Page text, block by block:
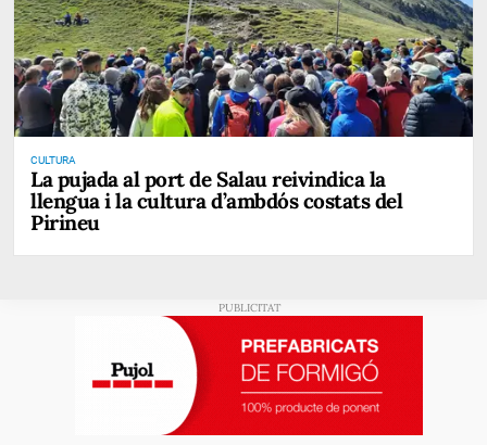
CULTURA
La pujada al port de Salau reivindica la
llengua i la cultura d’ambdós costats del
Pirineu